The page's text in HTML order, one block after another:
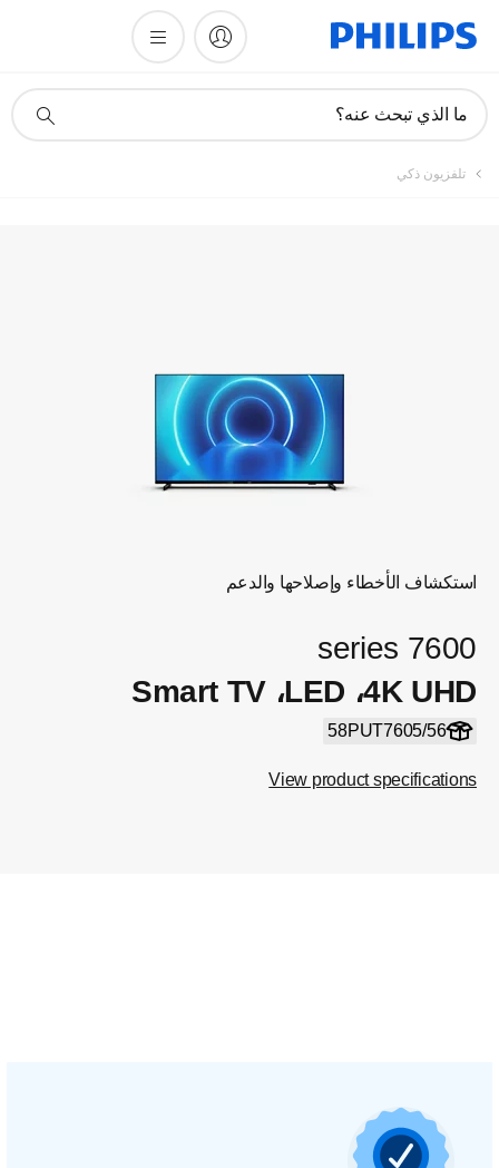
دعم
ما الذي تبحث عنه؟
تلفزيون ذكي
استكشاف الأخطاء وإصلاحها والدعم
7600 series
4K UHD‏، LED‏، Smart TV
58PUT7605/56
View product specifications
تسجيل المنتج